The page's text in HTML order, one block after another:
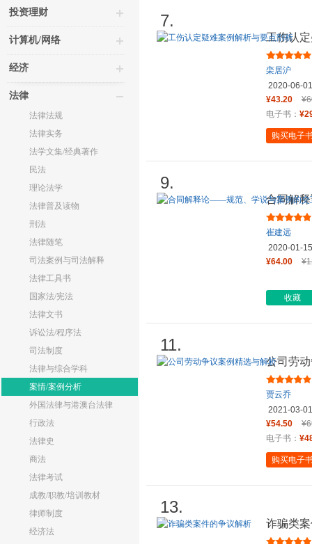
投资理财
计算机/网络
经济
法律
法律法规
法律实务
法学文集/经典著作
民法
理论法学
法律普及读物
刑法
法律随笔
司法案例与司法解释
法律工具书
国家法/宪法
法律文书
诉讼法/程序法
司法制度
法律与综合学科
案情/案例分析
外国法律与港澳台法律
行政法
法律史
商法
法律考试
成教/职教/培训教材
律师制度
经济法
7.
工伤认
栾居沪
2020-06-01
¥43.20
电子书：
购买电子
9.
合同解
思考（
崔建远
2020-01-15
¥64.00
收藏
11.
公司劳
贾云乔
2021-03-01
¥54.50
电子书：
购买电子
13.
诈骗类